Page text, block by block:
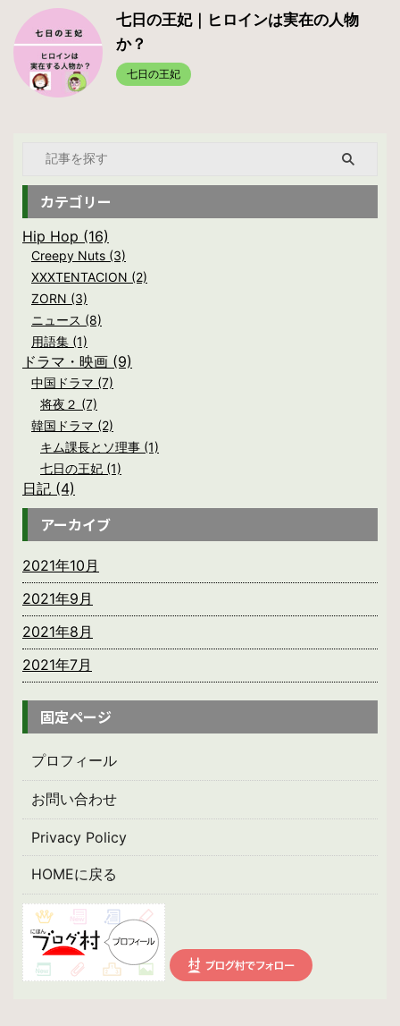
七日の王妃｜ヒロインは実在の人物
か？
七日の王妃
カテゴリー
Hip Hop (16)
Creepy Nuts (3)
XXXTENTACION (2)
ZORN (3)
ニュース (8)
用語集 (1)
ドラマ・映画 (9)
中国ドラマ (7)
将夜２ (7)
韓国ドラマ (2)
キム課長とソ理事 (1)
七日の王妃 (1)
日記 (4)
アーカイブ
2021年10月
2021年9月
2021年8月
2021年7月
固定ページ
プロフィール
お問い合わせ
Privacy Policy
HOMEに戻る